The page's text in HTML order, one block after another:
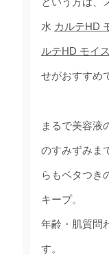
水 カルテHD
ルテHD モイ
せがおすすめ
まるで美容液
のすみずみま
らもベタつき
キープ。
年齢・肌質問
す。